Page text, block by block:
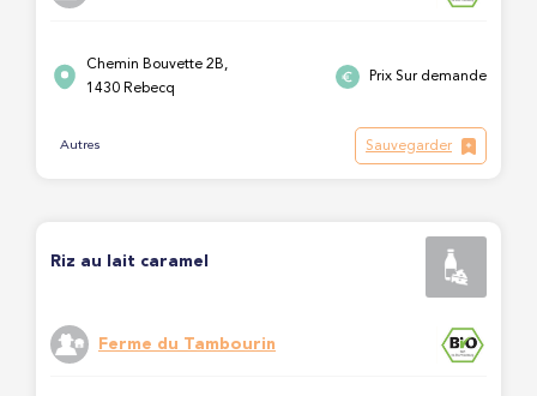
Chemin Bouvette 2B,
1430 Rebecq
Prix Sur demande
Autres Sauvegarder
Riz au lait caramel
Ferme du Tambourin